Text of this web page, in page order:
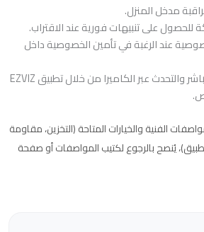
مدخل المنزل.
على تنبيهات فورية عند الاقتراب.
عند الرغبة في تأمين الخصوصية داخل
مشاهدة البث المباشر والتحدث عبر الكاميرا من خلال تطبيق EZVIZ
الفنية والخيارات المتاحة (التخزين، مقاومة
يُنصح بالرجوع لكتيب المواصفات أو صفحة